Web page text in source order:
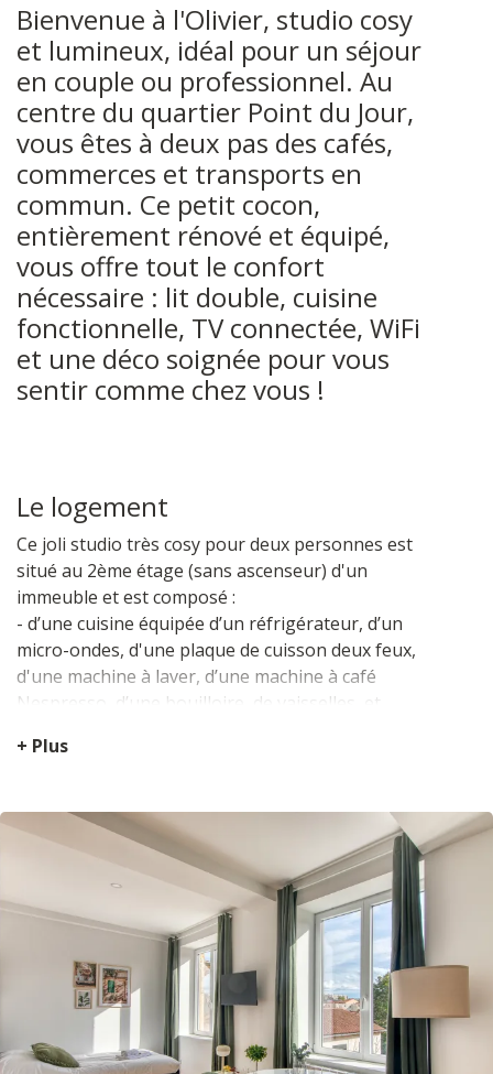
Bienvenue à l'Olivier, studio cosy
et lumineux, idéal pour un séjour
en couple ou professionnel. Au
centre du quartier Point du Jour,
vous êtes à deux pas des cafés,
commerces et transports en
commun. Ce petit cocon,
entièrement rénové et équipé,
vous offre tout le confort
nécessaire : lit double, cuisine
fonctionnelle, TV connectée, WiFi
et une déco soignée pour vous
sentir comme chez vous !
Le logement
Ce joli studio très cosy pour deux personnes est
situé au 2ème étage (sans ascenseur) d'un
immeuble et est composé :
- d’une cuisine équipée d’un réfrigérateur, d’un
micro-ondes, d'une plaque de cuisson deux feux,
d'une machine à laver, d’une machine à café
Nespresso, d’une bouilloire, de vaisselles, et
- d’une table à manger avec deux fauteuils, qui
l’appartement grâce à la Wifi.
- d’un espace salon-coin nuit avec un lit en
couchage double (140x200cm) avec des rideaux
occultants pour le confort de vos nuits, une grande
armoire à vêtements pour ranger vos affaires, une
- d’une salle de douche avec un meuble vasque, un
sèche serviette, un sèche-cheveux ainsi que des
- d'un ventilateur
+ Plus